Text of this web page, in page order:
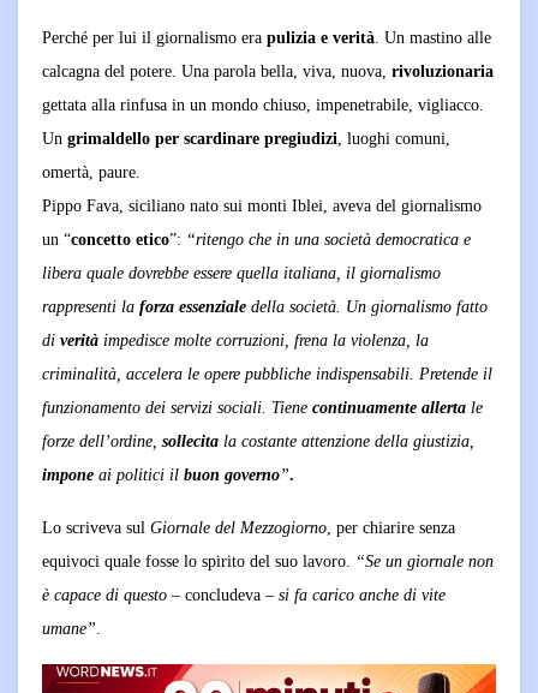
Perché per lui il giornalismo era pulizia e verità. Un mastino alle
calcagna del potere. Una parola bella, viva, nuova, rivoluzionaria
gettata alla rinfusa in un mondo chiuso, impenetrabile, vigliacco.
Un grimaldello per scardinare pregiudizi, luoghi comuni,
omertà, paure.
Pippo Fava, siciliano nato sui monti Iblei, aveva del giornalismo
un “concetto etico”: “ritengo che in una società democratica e
libera quale dovrebbe essere quella italiana, il giornalismo
rappresenti la forza essenziale della società. Un giornalismo fatto
di verità impedisce molte corruzioni, frena la violenza, la
criminalità, accelera le opere pubbliche indispensabili. Pretende il
funzionamento dei servizi sociali. Tiene continuamente allerta le
forze dell’ordine, sollecita la costante attenzione della giustizia,
impone ai politici il buon governo”.
Lo scriveva sul Giornale del Mezzogiorno, per chiarire senza
equivoci quale fosse lo spirito del suo lavoro. “Se un giornale non
è capace di questo – concludeva – si fa carico anche di vite
umane”.